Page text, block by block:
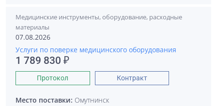
Медицинские инструменты, оборудование, расходные
материалы
07.08.2026
Услуги по поверке медицинского оборудования
1 789 830 ₽
Протокол Контракт
Место поставки: Омутнинск